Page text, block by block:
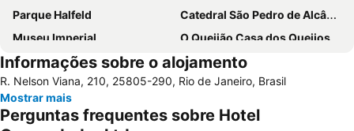
Parque Halfeld
Catedral São Pedro de Alcântara
Museu Imperial
O Queijão Casa dos Queijos
Informações sobre o alojamento
R. Nelson Viana, 210, 25805-290, Rio de Janeiro, Brasil
Mostrar mais
Perguntas frequentes sobre Hotel